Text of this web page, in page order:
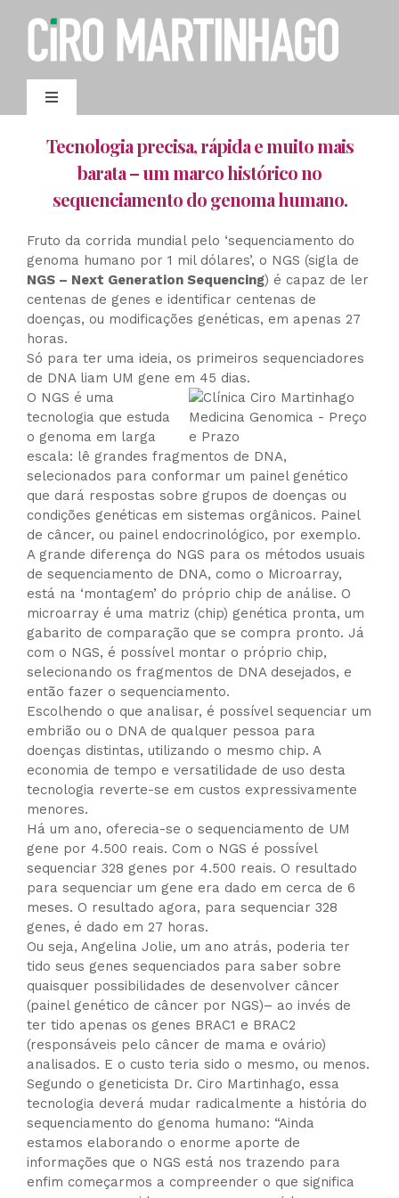
para
Toggle
AGENDAMENTO
Tecnologia precisa, rápida e muito mais
barata – um marco histórico no
sequenciamento do genoma humano.
Fruto da corrida mundial pelo ‘sequenciamento do
genoma humano por 1 mil dólares’, o NGS (sigla de
NGS – Next Generation Sequencing) é capaz de ler
centenas de genes e identificar centenas de
doenças, ou modificações genéticas, em apenas 27
horas.
Só para ter uma ideia, os primeiros sequenciadores
de DNA liam UM gene em 45 dias.
O NGS é uma
tecnologia que estuda
o genoma em larga
escala: lê grandes fragmentos de DNA,
selecionados para conformar um painel genético
que dará respostas sobre grupos de doenças ou
condições genéticas em sistemas orgânicos. Painel
de câncer, ou painel endocrinológico, por exemplo.
A grande diferença do NGS para os métodos usuais
de sequenciamento de DNA, como o Microarray,
está na ‘montagem’ do próprio chip de análise. O
microarray é uma matriz (chip) genética pronta, um
gabarito de comparação que se compra pronto. Já
com o NGS, é possível montar o próprio chip,
selecionando os fragmentos de DNA desejados, e
então fazer o sequenciamento.
Escolhendo o que analisar, é possível sequenciar um
embrião ou o DNA de qualquer pessoa para
doenças distintas, utilizando o mesmo chip. A
economia de tempo e versatilidade de uso desta
tecnologia reverte-se em custos expressivamente
menores.
Há um ano, oferecia-se o sequenciamento de UM
gene por 4.500 reais. Com o NGS é possível
sequenciar 328 genes por 4.500 reais. O resultado
para sequenciar um gene era dado em cerca de 6
meses. O resultado agora, para sequenciar 328
genes, é dado em 27 horas.
Ou seja, Angelina Jolie, um ano atrás, poderia ter
tido seus genes sequenciados para saber sobre
quaisquer possibilidades de desenvolver câncer
(painel genético de câncer por NGS)– ao invés de
ter tido apenas os genes BRAC1 e BRAC2
(responsáveis pelo câncer de mama e ovário)
analisados. E o custo teria sido o mesmo, ou menos.
Segundo o geneticista Dr. Ciro Martinhago, essa
tecnologia deverá mudar radicalmente a história do
sequenciamento do genoma humano: “Ainda
estamos elaborando o enorme aporte de
informações que o NGS está nos trazendo para
enfim começarmos a compreender o que significa